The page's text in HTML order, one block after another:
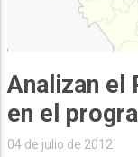
Analizan el
en el
04 de julio de 2012